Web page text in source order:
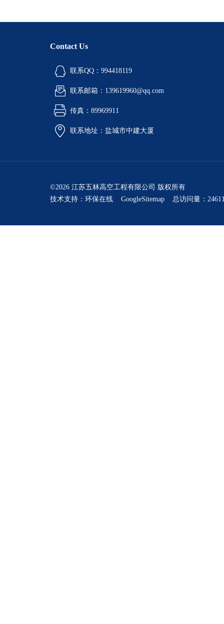
Contact Us
联系QQ：994418119
联系邮箱：139619960@qq.com
传真：89969911
联系地址：盐城市中建大厦
©2026 江苏五林高空工程有限公司 版权所有
技术支持： 环保在线 GoogleSitemap 总访问量：